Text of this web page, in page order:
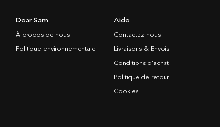
Dear Sam
À propos de nous
Politique environnementale
Aide
Contactez-nous
Livraisons & Envois
Conditions d’achat
Politique de retour
Cookies